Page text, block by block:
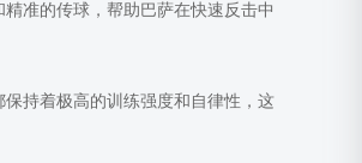
准的传球，帮助巴萨在快速反击中
持着极高的训练强度和自律性，这